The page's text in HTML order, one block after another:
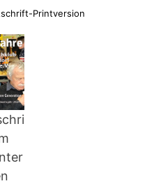
Printversion